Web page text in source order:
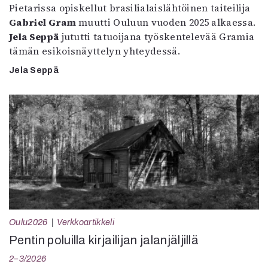
Pietarissa opiskellut brasilialaislähtöinen taiteilija
Gabriel Grammuutti Ouluun vuoden 2025 alkaessa.
Jela Seppä jututti tatuoijana työskentelevää Gramia
tämän esikoisnäyttelyn yhteydessä.
Jela Seppä
Oulu2026 Verkkoartikkeli
Pentin poluilla kirjailijan jalanjäljillä
2–3/2026